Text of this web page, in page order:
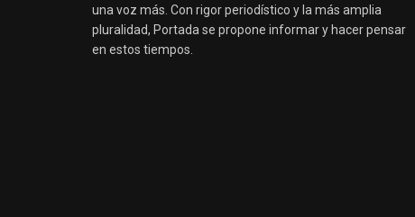
una voz más. Con rigor periodístico y la más amplia
pluralidad, Portada se propone informar y hacer pensar
en estos tiempos.